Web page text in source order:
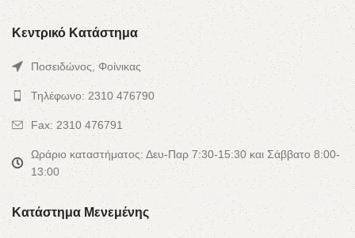
Κεντρικό Κατάστημα
Ποσειδώνος, Φοίνικας
Τηλέφωνο: 2310 476790
Fax: 2310 476791
Ωράριο καταστήματος: Δευ-Παρ 7:30-15:30 και Σάββατο 8:00-
13:00
Κατάστημα Μενεμένης